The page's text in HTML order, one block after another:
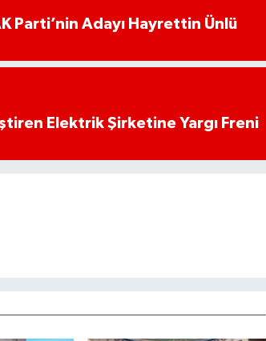
Parti’nin Adayı Hayrettin Ünlü
Elektrik Şirketine Yargı Freni